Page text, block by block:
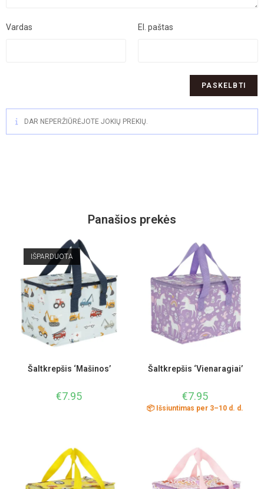
Vardas El. paštas
DAR NEPERŽIŪRĖJOTE JOKIŲ PREKIŲ.
Panašios prekės
IŠPARDUOTA
Šaltkrepšis ‘Mašinos’
€7.95
Šaltkrepšis ‘Vienaragiai’
€7.95
📦 Išsiuntimas per 3–10 d. d.